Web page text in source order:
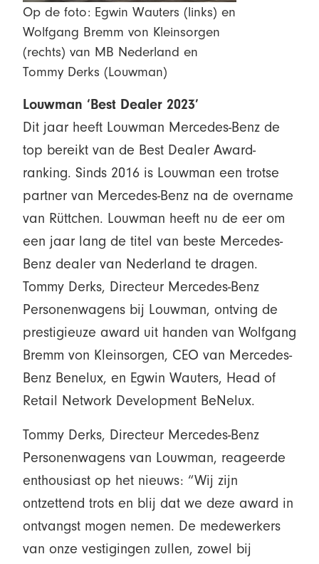
Op de foto: Egwin Wauters (links) en
Wolfgang Bremm von Kleinsorgen
(rechts) van MB Nederland en
Tommy Derks (Louwman)
Louwman ‘Best Dealer 2023’
Dit jaar heeft Louwman Mercedes-Benz de
top bereikt van de Best Dealer Award-
ranking. Sinds 2016 is Louwman een trotse
partner van Mercedes-Benz na de overname
van Rüttchen. Louwman heeft nu de eer om
een jaar lang de titel van beste Mercedes-
Benz dealer van Nederland te dragen.
Tommy Derks, Directeur Mercedes-Benz
Personenwagens bij Louwman, ontving de
prestigieuze award uit handen van Wolfgang
Bremm von Kleinsorgen, CEO van Mercedes-
Benz Benelux, en Egwin Wauters, Head of
Retail Network Development BeNelux.
Tommy Derks, Directeur Mercedes-Benz
Personenwagens van Louwman, reageerde
enthousiast op het nieuws: “Wij zijn
ontzettend trots en blij dat we deze award in
ontvangst mogen nemen. De medewerkers
van onze vestigingen zullen, zowel bij